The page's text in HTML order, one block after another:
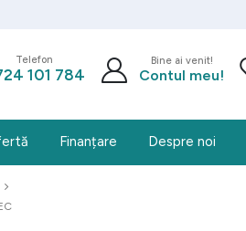
Telefon
101 784
Bine ai venit!
Contul meu!
Finanțare Despre noi